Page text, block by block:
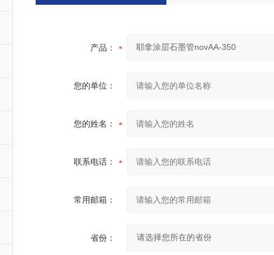
产品：
您的单位：
您的姓名：
联系电话：
常用邮箱：
省份：